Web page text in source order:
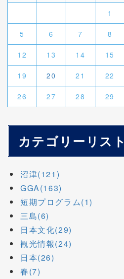
1
5 6 7 8
12 13 14 15
19 20 21 22
26 27 28 29
カテゴリーリスト
沼津(121)
GGA(163)
短期プログラム(1)
三島(6)
日本文化(29)
観光情報(24)
日本(26)
春(7)